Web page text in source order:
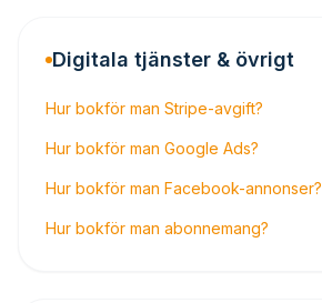
Digitala tjänster & övrigt
Hur bokför man Stripe-avgift?
Hur bokför man Google Ads?
Hur bokför man Facebook-annonser?
Hur bokför man abonnemang?